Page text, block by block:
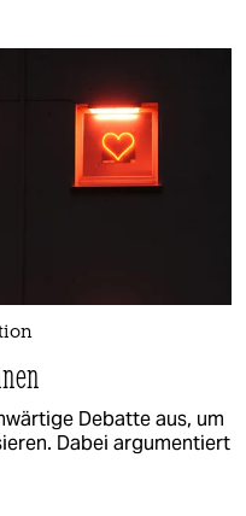
Debatte aus, um
Dabei argumentiert